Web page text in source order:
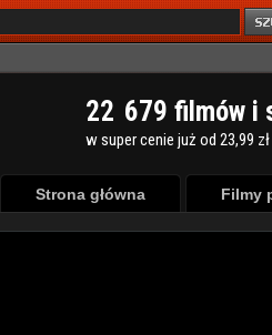
22 679 filmów i
w super cenie już od 23,99
Strona główna Filmy